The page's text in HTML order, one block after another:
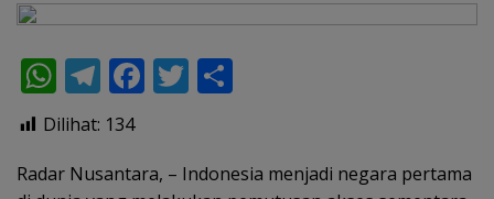
W
h
at
s
T
el
e
gr
F
b
T
er e
Dilihat: 134
Radar Nusantara, – Indonesia menjadi negara pertama